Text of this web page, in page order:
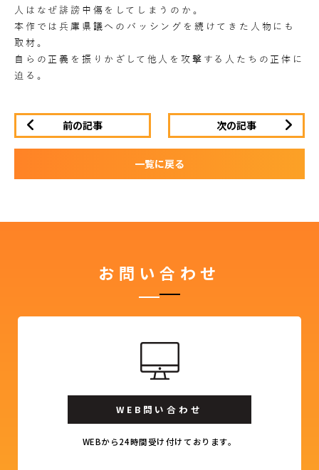
人はなぜ誹謗中傷をしてしまうのか。
本作では兵庫県議へのバッシングを続けてきた人物にも
取材。
自らの正義を振りかざして他人を攻撃する人たちの正体に
迫る。
前の記事 次の記事
一覧に戻る
お問い合わせ
WEB問い合わせ
WEBから24時間受け付けております。